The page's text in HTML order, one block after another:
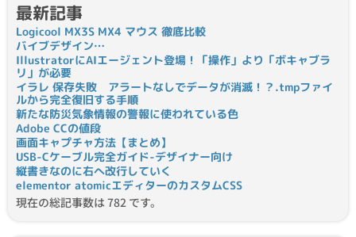
最新記事
Logicool MX3S MX4 マウス 徹底比較
バイブデザイン…
IllustratorにAIエージェント登場！「操作」より「ボキャブラ
リ」が必要
イラレ 保存失敗 アラートなしでデータが消滅！？.tmpファイ
ルから完全復旧する手順
新たな防災気象情報の警報に使われている色
Adobe CCの値段
画面キャプチャ方法【まとめ】
USB-Cケーブル完全ガイド-デザイナー向け
縦書きなのに右へ改行していく
elementor atomicエディターのカスタムCSS
現在の総記事数は 782 です。